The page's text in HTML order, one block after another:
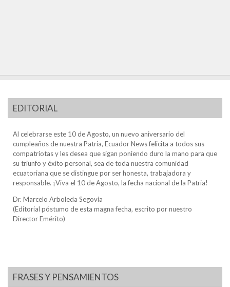
EDITORIAL
Al celebrarse este 10 de Agosto, un nuevo aniversario del
cumpleaños de nuestra Patria, Ecuador News felicita a todos sus
compatriotas y les desea que sigan poniendo duro la mano para que
su triunfo y éxito personal, sea de toda nuestra comunidad
ecuatoriana que se distingue por ser honesta, trabajadora y
responsable. ¡Viva el 10 de Agosto, la fecha nacional de la Patria!
Dr. Marcelo Arboleda Segovia
(Editorial póstumo de esta magna fecha, escrito por nuestro
Director Emérito)
FRASES Y PENSAMIENTOS